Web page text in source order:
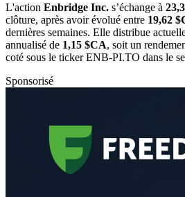
L'action Enbridge Inc. s’échange à
clôture, après avoir évolué entre 19,62
dernières semaines. Elle distribue
annualisé de 1,15 $CA, soit un
coté sous le tickerENB-PI.TO dans le
Sponsorisé